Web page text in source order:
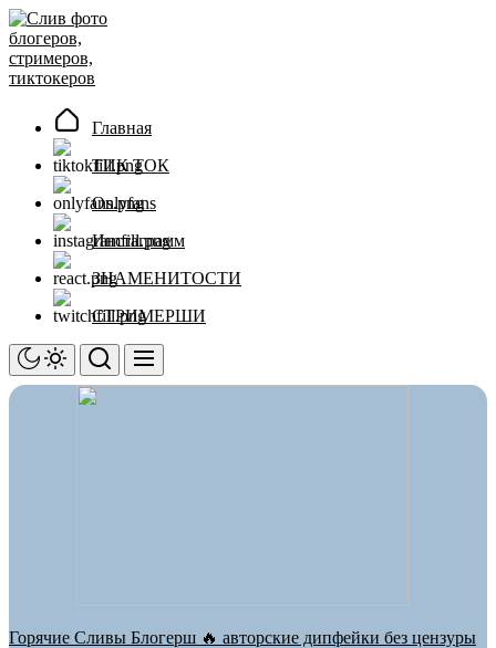
Перейти
к
содержимому
Главная
ТИК ТОК
Onlyfans
Инстаграмм
ЗНАМЕНИТОСТИ
СТРИМЕРШИ
Горячие Сливы Блогерш 🔥 авторские дипфейки без цензуры